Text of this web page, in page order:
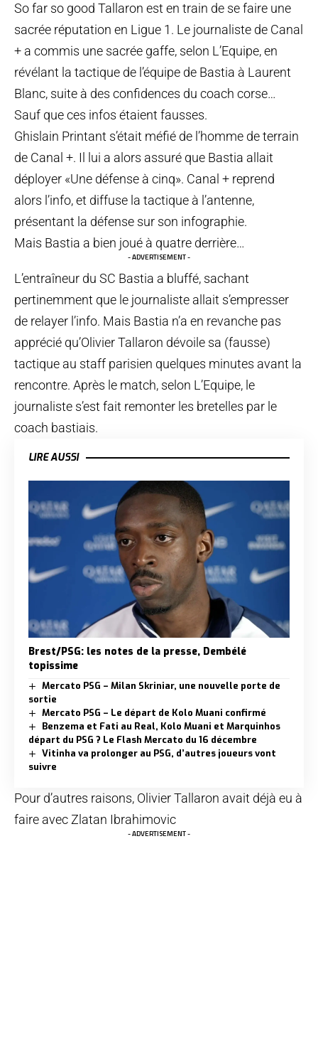
So far so good Tallaron est en train de se faire une
sacrée réputation en Ligue 1. Le journaliste de Canal
+ a commis une sacrée gaffe, selon L’Equipe, en
révélant la tactique de l’équipe de Bastia à Laurent
Blanc, suite à des confidences du coach corse…
Sauf que ces infos étaient fausses.
Ghislain Printant s’était méfié de l’homme de terrain
de Canal +. Il lui a alors assuré que Bastia allait
déployer «Une défense à cinq». Canal + reprend
alors l’info, et diffuse la tactique à l’antenne,
présentant la défense sur son infographie.
Mais Bastia a bien joué à quatre derrière…
- ADVERTISEMENT -
L’entraîneur du SC Bastia a bluffé, sachant
pertinemment que le journaliste allait s’empresser
de relayer l’info. Mais Bastia n’a en revanche pas
apprécié qu’Olivier Tallaron dévoile sa (fausse)
tactique au staff parisien quelques minutes avant la
rencontre. Après le match, selon L’Equipe, le
journaliste s’est fait remonter les bretelles par le
coach bastiais.
LIRE AUSSI
Brest/PSG: les notes de la presse, Dembélé
topissime
Mercato PSG – Milan Skriniar, une nouvelle porte de
sortie
Mercato PSG – Le départ de Kolo Muani confirmé
Benzema et Fati au Real, Kolo Muani et Marquinhos
départ du PSG ? Le Flash Mercato du 16 décembre
Vitinha va prolonger au PSG, d’autres joueurs vont
suivre
Pour d’autres raisons, Olivier Tallaron avait déjà eu à
faire avec Zlatan Ibrahimovic
- ADVERTISEMENT -